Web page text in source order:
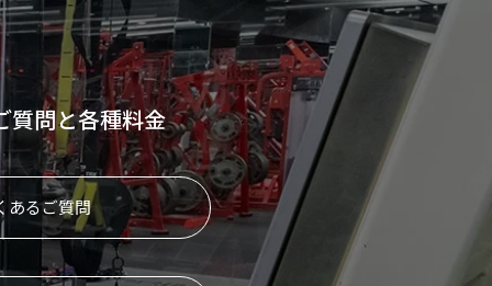
質問と各種料金
あるご質問